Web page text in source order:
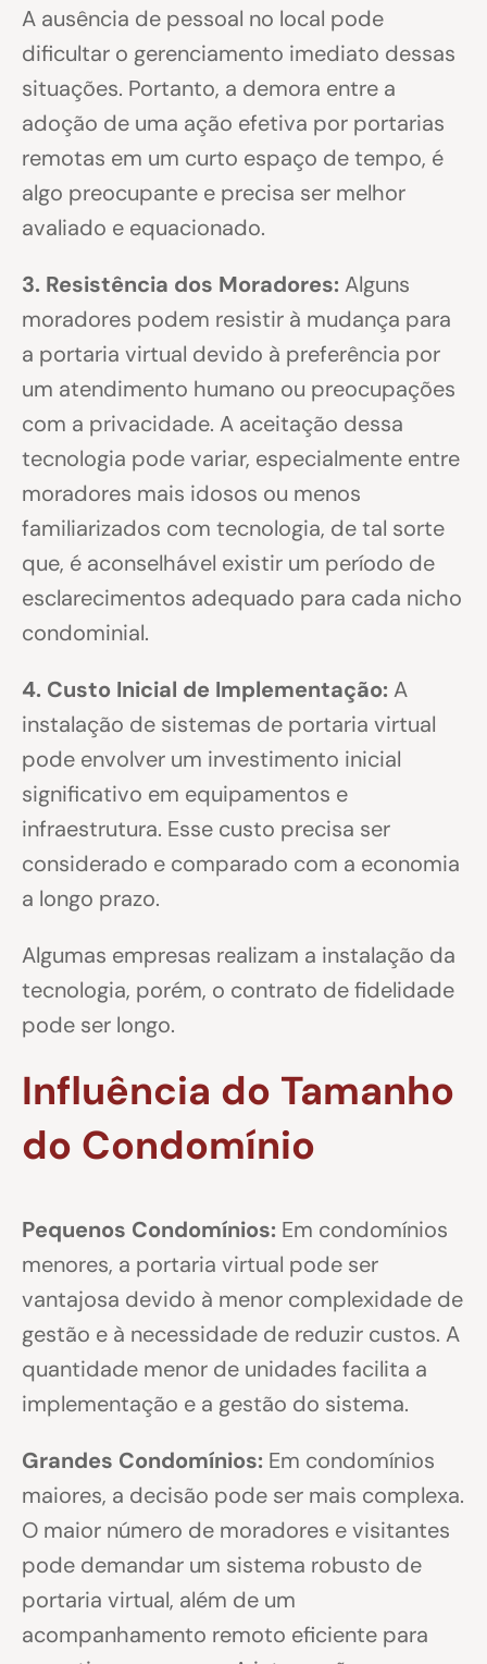
A ausência de pessoal no local pode
dificultar o gerenciamento imediato dessas
situações. Portanto, a demora entre a
adoção de uma ação efetiva por portarias
remotas em um curto espaço de tempo, é
algo preocupante e precisa ser melhor
avaliado e equacionado.
3. Resistência dos Moradores: Alguns
moradores podem resistir à mudança para
a portaria virtual devido à preferência por
um atendimento humano ou preocupações
com a privacidade. A aceitação dessa
tecnologia pode variar, especialmente entre
moradores mais idosos ou menos
familiarizados com tecnologia, de tal sorte
que, é aconselhável existir um período de
esclarecimentos adequado para cada nicho
condominial.
4. Custo Inicial de Implementação: A
instalação de sistemas de portaria virtual
pode envolver um investimento inicial
significativo em equipamentos e
infraestrutura. Esse custo precisa ser
considerado e comparado com a economia
a longo prazo.
Algumas empresas realizam a instalação da
tecnologia, porém, o contrato de fidelidade
pode ser longo.
Influência do Tamanho
do Condomínio
Pequenos Condomínios: Em condomínios
menores, a portaria virtual pode ser
vantajosa devido à menor complexidade de
gestão e à necessidade de reduzir custos. A
quantidade menor de unidades facilita a
implementação e a gestão do sistema.
Grandes Condomínios: Em condomínios
maiores, a decisão pode ser mais complexa.
O maior número de moradores e visitantes
pode demandar um sistema robusto de
portaria virtual, além de um
acompanhamento remoto eficiente para